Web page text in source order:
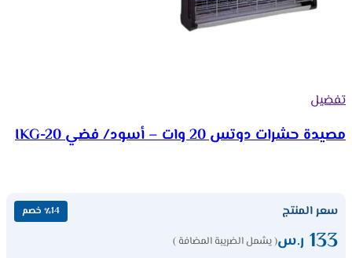
تفضيل
مصيدة حشرات دوتس 20 وات – أسود/ فضي IKG-20
سعر المنتج ٪14 خصم
133 ر.س( يشمل الضريبة المضافة )